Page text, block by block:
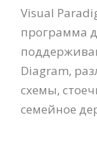
Visual
программа
Diagram,
схемы,
семейное